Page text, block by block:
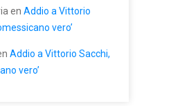
en Addio a Vittorio
vero’
Addio a Vittorio Sacchi,
vero’